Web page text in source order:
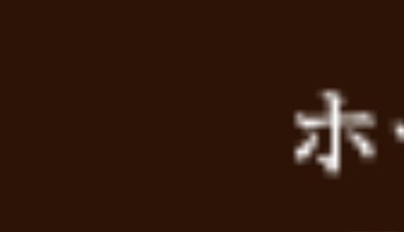
秋の土用入り 令和7年10月20日